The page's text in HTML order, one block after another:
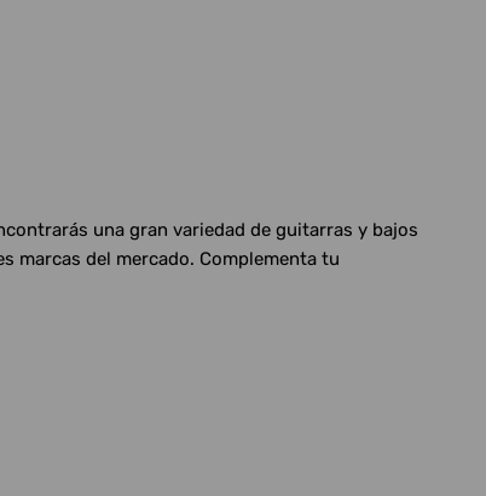
una gran variedad de guitarras y bajos
marcas del mercado. Complementa tu